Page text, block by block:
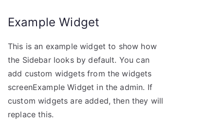
Example Widget
This is an example widget to show how
the Sidebar looks by default. You can
add custom widgets from the widgets
screenExample Widget in the admin. If
custom widgets are added, then they will
replace this.